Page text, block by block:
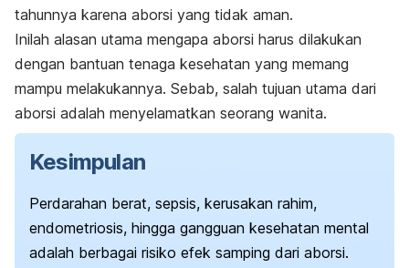
tahunnya karena aborsi yang tidak aman.
Inilah alasan utama mengapa aborsi harus dilakukan
dengan bantuan tenaga kesehatan yang memang
mampu melakukannya. Sebab, salah tujuan utama dari
aborsi adalah menyelamatkan seorang wanita.
Kesimpulan
Perdarahan berat, sepsis, kerusakan rahim,
endometriosis, hingga gangguan kesehatan mental
adalah berbagai risiko efek samping dari aborsi.